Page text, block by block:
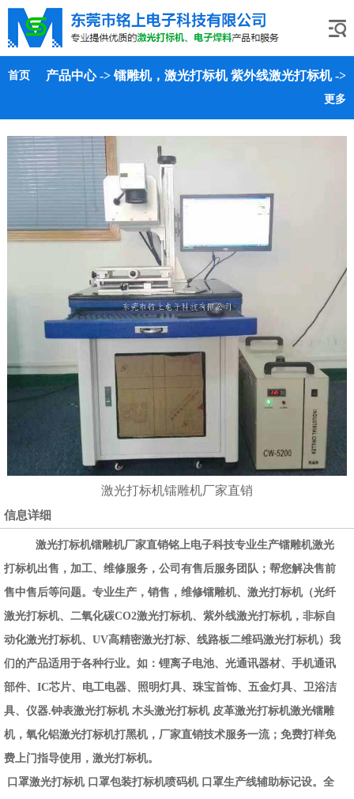
首页 产品中心-> 镭雕机，激光打标机紫外线激光打标机->
更多
激光打标机镭雕机厂家直销
信息详细
激光打标机镭雕机厂家直销铭上电子科技专业生产镭雕机激光
打标机出售，加工、维修服务，公司有售后服务团队；帮您解决售前
售中售后等问题。专业生产，销售，维修镭雕机、激光打标机（光纤
激光打标机、二氧化碳CO2激光打标机、紫外线激光打标机，非标自
动化激光打标机、UV高精密激光打标、线路板二维码激光打标机）我
们的产品适用于各种行业。如：锂离子电池、光通讯器材、手机通讯
部件、IC芯片、电工电器、照明灯具、珠宝首饰、五金灯具、卫浴洁
具、仪器.钟表激光打标机 木头激光打标机 皮革激光打标机激光镭雕
机，氧化铝激光打标机打黑机，厂家直销技术服务一流；免费打样免
费上门指导使用，激光打标机。
口罩激光打标机 口罩包装打标机喷码机 口罩生产线辅助标记设。全